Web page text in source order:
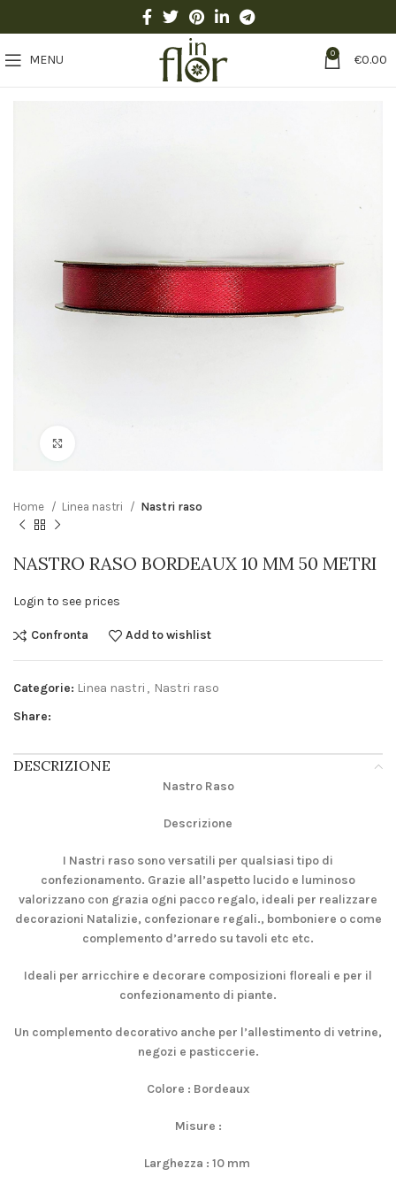
MENU 0 €0.00
Home Linea nastri Nastri raso
NASTRO RASO BORDEAUX 10 MM 50 METRI
Login to see prices
Confronta Add to wishlist
Categorie: Linea nastri , Nastri raso
Share:
DESCRIZIONE
Nastro Raso
Descrizione
I Nastri raso sono versatili per qualsiasi tipo di
confezionamento. Grazie all’aspetto lucido e luminoso
valorizzano con grazia ogni pacco regalo, ideali per realizzare
decorazioni Natalizie, confezionare regali., bomboniere o come
complemento d’arredo su tavoli etc etc.
Ideali per arricchire e decorare composizioni floreali e per il
confezionamento di piante.
Un complemento decorativo anche per l’allestimento di vetrine,
negozi e pasticcerie.
Colore : Bordeaux
Misure :
Larghezza : 10 mm